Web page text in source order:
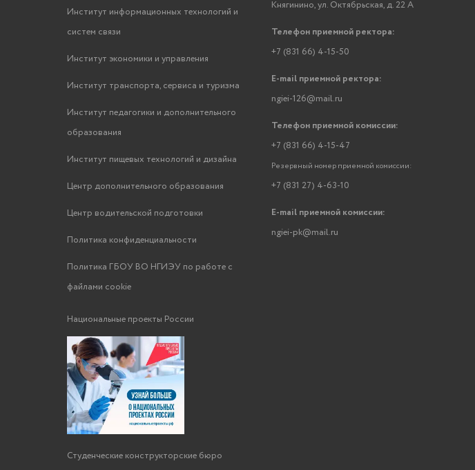
Институт информационных технологий и
систем связи
Институт экономики и управления
Институт транспорта, сервиса и туризма
Институт педагогики и дополнительного
образования
Институт пищевых технологий и дизайна
Центр дополнительного образования
Центр водительской подготовки
Политика конфиденциальности
Политика ГБОУ ВО НГИЭУ по работе с
файлами cookie
Национальные проекты России
Студенческие конструкторские бюро
Княгинино, ул. Октябрьская, д. 22 А
Телефон приемной ректора:
+7 (831 66) 4-15-50
E-mail приемной ректора:
ngiei-126@mail.ru
Телефон приемной комиссии:
+7 (831 66) 4-15-47
Резервный номер приемной комиссии:
+7 (831 27) 4-63-10
E-mail приемной комиссии:
ngiei-pk@mail.ru